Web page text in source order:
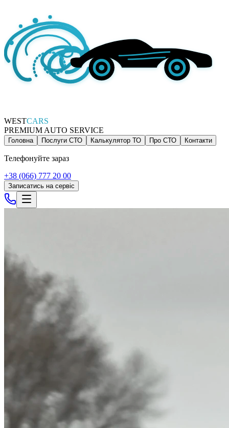
WESTCARS
PREMIUM AUTO SERVICE
Головна Послуги СТО Калькулятор ТО Про СТО Контакти
Телефонуйте зараз
+38 (066) 777 20 00
Записатись на сервіс